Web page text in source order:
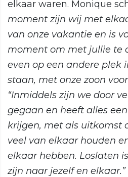
elkaar waren. Monique
moment zijn wij met
van onze vakantie en is
moment om met jullie te
even op een andere plek
staan, met onze zoon
“Inmiddels zijn we door
gegaan en heeft alles
krijgen, met als uitkomst
veel van elkaar houden
elkaar hebben. Loslaten
zijn naar jezelf en elkaar.”